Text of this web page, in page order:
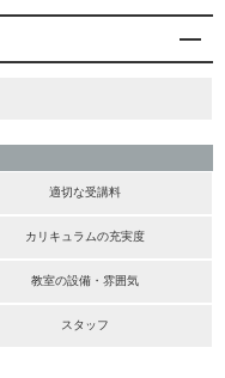
適切な受講料
カリキュラムの充実度
教室の設備・雰囲気
スタッフ